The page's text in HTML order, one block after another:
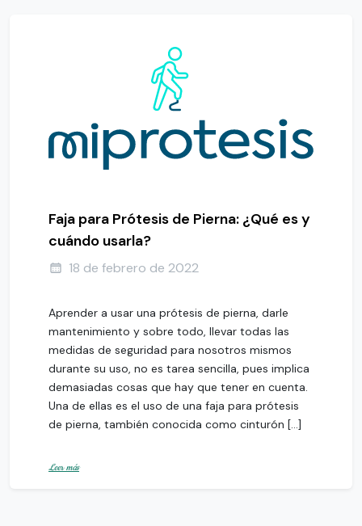
Faja para Prótesis de Pierna: ¿Qué es y
cuándo usarla?
18 de febrero de 2022
Aprender a usar una prótesis de pierna, darle
mantenimiento y sobre todo, llevar todas las
medidas de seguridad para nosotros mismos
durante su uso, no es tarea sencilla, pues implica
demasiadas cosas que hay que tener en cuenta.
Una de ellas es el uso de una faja para prótesis
de pierna, también conocida como cinturón […]
Leer más